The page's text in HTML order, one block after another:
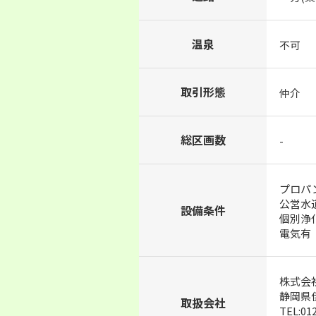
温泉 不可
取引形態 仲介
総区画数 -
設備条件
プロパ
公営水
個別浄
電気有
取扱会社
株式会
静岡県